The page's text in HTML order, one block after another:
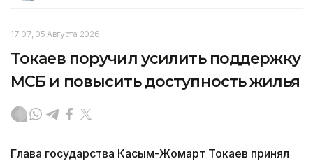
17:07, 05 Августа 2026
Токаев поручил усилить поддержку
МСБ и повысить доступность жилья
Глава государства Касым-Жомарт Токаев принял